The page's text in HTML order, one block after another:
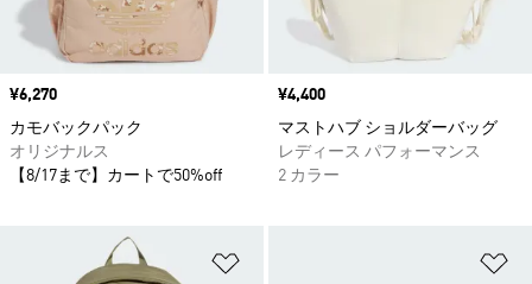
価格
¥6,270
カモバックパック
オリジナルス
【8/17まで】カートで50%off
価格
¥4,400
マストハブ ショルダーバッグ
レディース パフォーマンス
2 カラー